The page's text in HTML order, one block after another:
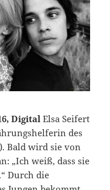
Digital Elsa Seifert
des
Bald wird sie von
„Ich weiß, dass sie
Durch die